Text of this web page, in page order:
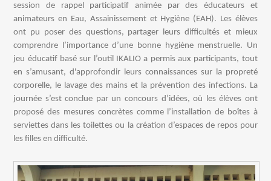
session de rappel participatif animée par des éducateurs et
animateurs en Eau, Assainissement et Hygiène (EAH). Les élèves
ont pu poser des questions, partager leurs difficultés et mieux
comprendre l’importance d’une bonne hygiène menstruelle. Un
jeu éducatif basé sur l’outil IKALIO a permis aux participants, tout
en s’amusant, d'approfondir leurs connaissances sur la propreté
corporelle, le lavage des mains et la prévention des infections. La
journée s’est conclue par un concours d’idées, où les élèves ont
proposé des mesures concrètes comme l’installation de boîtes à
serviettes dans les toilettes ou la création d’espaces de repos pour
les filles en difficulté.